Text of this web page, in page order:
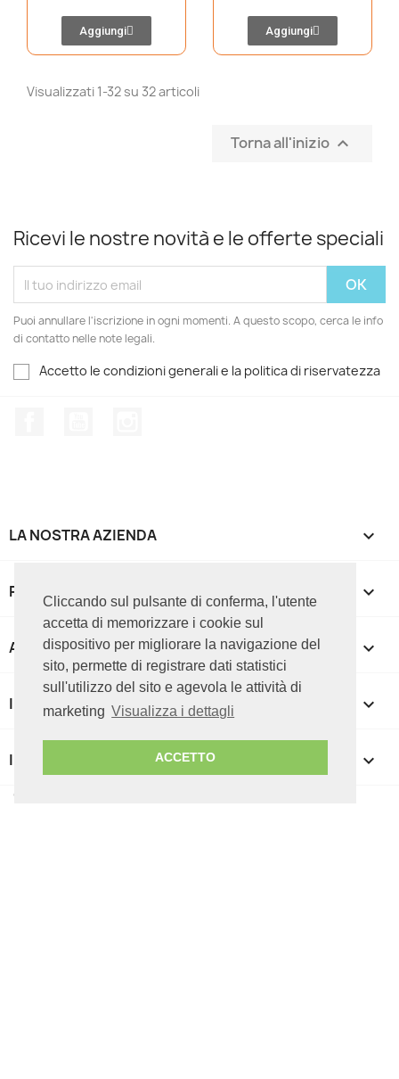
Cliccando sul pulsante di conferma, l'utente
accetta di memorizzare i cookie sul
dispositivo per migliorare la navigazione del
sito, permette di registrare dati statistici
sull'utilizzo del sito e agevola le attività di
marketing Visualizza i dettagli
ACCETTO
Aggiungi Aggiungi
Visualizzati 1-32 su 32 articoli
Torna all'inizio 
Ricevi le nostre novità e le offerte speciali
Puoi annullare l'iscrizione in ogni momenti. A questo scopo, cerca le info
di contatto nelle note legali.
Accetto le condizioni generali e la politica di riservatezza
LA NOSTRA AZIENDA 
PRODOTTI 
APPROFONDIMENTI 
IL TUO ACCOUNT 
INFORMAZIONI NEGOZIO keyboard_arrow_down
© 2026 ICT CUBE srl - P.IVA 07085050727